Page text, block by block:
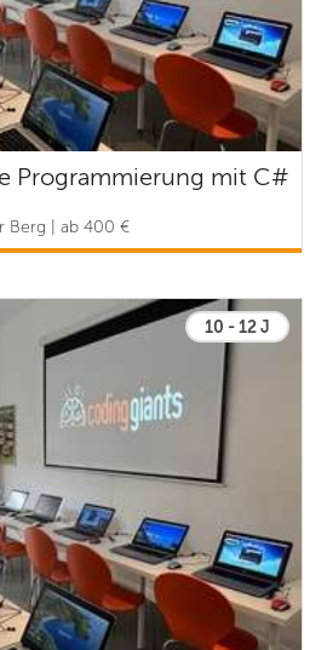
Programmierung mit C#
Berg | ab 400 €
10 - 12 J